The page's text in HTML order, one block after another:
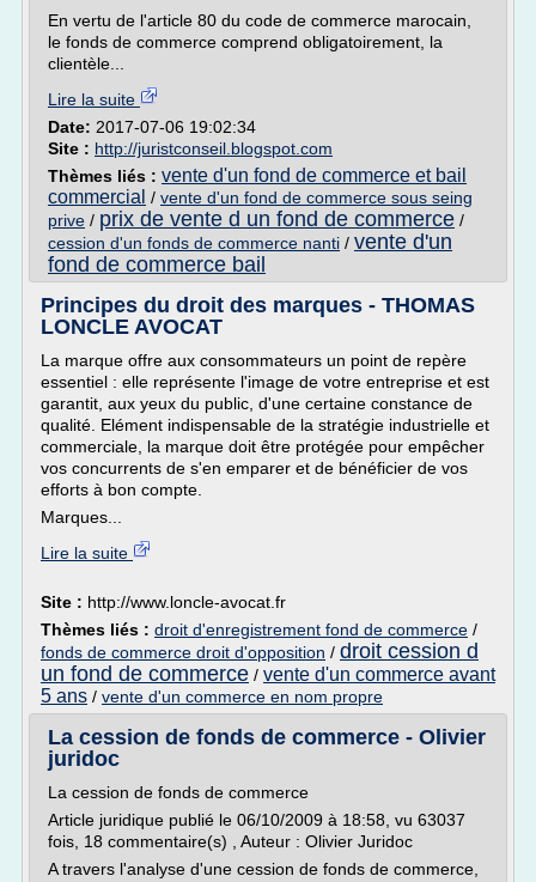
En vertu de l'article 80 du code de commerce marocain,
le fonds de commerce comprend obligatoirement, la
clientèle...
Lire la suite
Date: 2017-07-06 19:02:34
Site : http://juristconseil.blogspot.com
Thèmes liés : vente d'un fond de commerce et bail
commercial / vente d'un fond de commerce sous seing
prive / prix de vente d un fond de commerce /
cession d'un fonds de commerce nanti / vente d'un
fond de commerce bail
Principes du droit des marques - THOMAS
LONCLE AVOCAT
La marque offre aux consommateurs un point de repère
essentiel : elle représente l'image de votre entreprise et est
garantit, aux yeux du public, d'une certaine constance de
qualité. Elément indispensable de la stratégie industrielle et
commerciale, la marque doit être protégée pour empêcher
vos concurrents de s'en emparer et de bénéficier de vos
efforts à bon compte.
Marques...
Lire la suite
Site : http://www.loncle-avocat.fr
Thèmes liés : droit d'enregistrement fond de commerce /
fonds de commerce droit d'opposition / droit cession d
un fond de commerce / vente d'un commerce avant
5 ans / vente d'un commerce en nom propre
La cession de fonds de commerce - Olivier
juridoc
La cession de fonds de commerce
Article juridique publié le 06/10/2009 à 18:58, vu 63037
fois, 18 commentaire(s) , Auteur : Olivier Juridoc
A travers l'analyse d'une cession de fonds de commerce,